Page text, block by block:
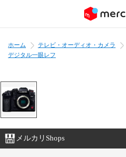
ホーム テレビ・オーディオ・カメラ
デジタル一眼レフ
メルカリShops